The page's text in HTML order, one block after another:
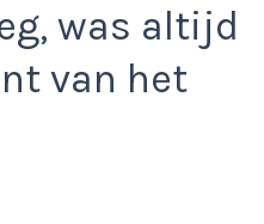
was altijd
van het